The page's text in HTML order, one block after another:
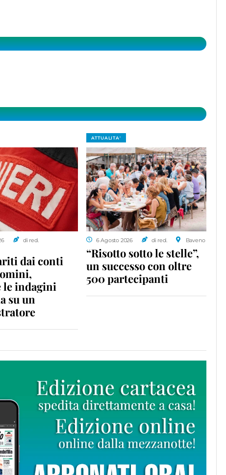
di red.
dai conti
le indagini
su un
ATTUALITA'
6 Agosto 2026 di red. Baveno
“Risotto sotto le stelle”,
un successo con oltre
500 partecipanti